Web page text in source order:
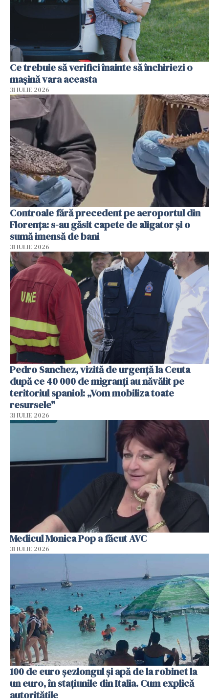
Ce trebuie să verifici înainte să închiriezi o
mașină vara aceasta
31 IULIE 2026
Controale fără precedent pe aeroportul din
Florența: s-au găsit capete de aligator și o
sumă imensă de bani
31 IULIE 2026
Pedro Sanchez, vizită de urgență la Ceuta
după ce 40 000 de migranți au năvălit pe
teritoriul spaniol: „Vom mobiliza toate
resursele"
31 IULIE 2026
Medicul Monica Pop a făcut AVC
31 IULIE 2026
100 de euro șezlongul și apă de la robinet la
un euro, în stațiunile din Italia. Cum explică
autoritățile